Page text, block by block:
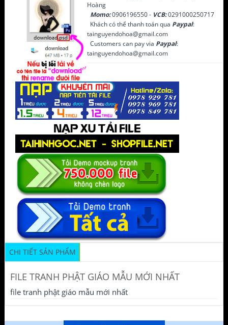
Hoàng
Momo:0906196550 - VCB:0291000250717
Khách có thể thanh toán qua Paypal:
tainguyendohoa@gmail.com
Customers can pay via Paypal:
tainguyendohoa@gmail.com
CHI TIẾT SẢN PHẨM
FILE TRANH PHẬT GIÁO MẪU MỚI NHẤT
file tranh phật giáo mẫu mới nhất